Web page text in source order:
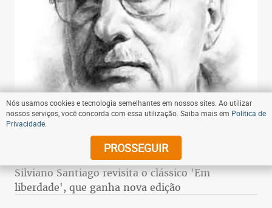
Nós usamos cookies e tecnologia semelhantes em nossos sites. Ao utilizar
nossos serviços, você concorda com essa utilização. Saiba mais em Política de
Privacidade
PROSSEGUIR
06:00 - 28/04/2023- Compartilhe
Clássico 'O pequeno príncipe' completa 80 anos
muito além dos clichês